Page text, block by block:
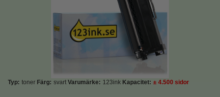
Typ: toner Färg: svart Varumärke: 123ink Kapacitet: ± 4.500 sidor